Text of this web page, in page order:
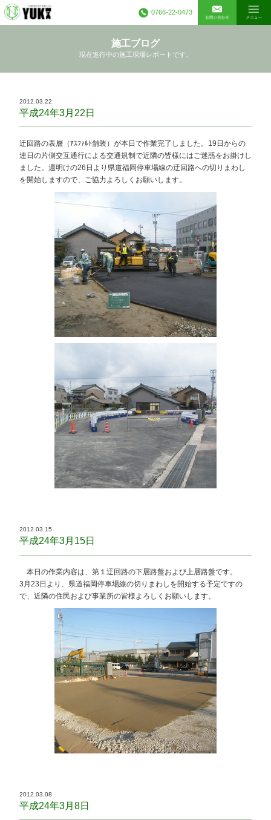
0766-22-0473
施工ブログ
現在進行中の施工現場レポートです。
2012.03.22
平成24年3月22日
迂回路の表層（ｱｽﾌｧﾙﾄ舗装）が本日で作業完了しました。19日からの
連日の片側交互通行による交通規制で近隣の皆様にはご迷惑をお掛けし
ました。週明けの26日より県道福岡停車場線の迂回路への切りまわし
を開始しますので、ご協力よろしくお願いします。
2012.03.15
平成24年3月15日
本日の作業内容は、第１迂回路の下層路盤および上層路盤です。
3月23日より、県道福岡停車場線の切りまわしを開始する予定ですの
で、近隣の住民および事業所の皆様よろしくお願いします。
2012.03.08
平成24年3月8日